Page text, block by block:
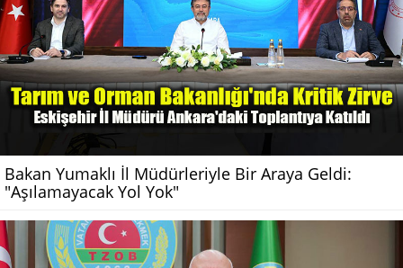
Bakan Yumaklı İl Müdürleriyle Bir Araya Geldi:
"Aşılamayacak Yol Yok"